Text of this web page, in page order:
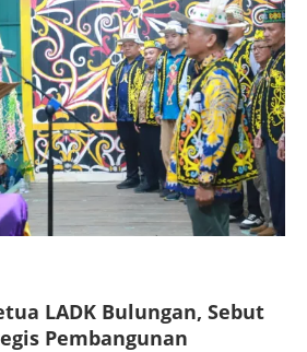
LADK Bulungan, Sebut
Pembangunan